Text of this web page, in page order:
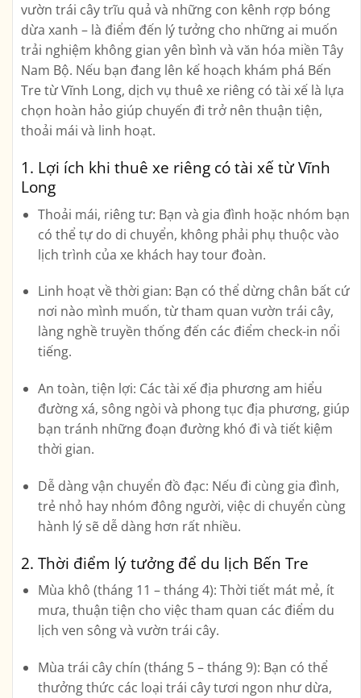
vườn trái cây trĩu quả và những con kênh rợp bóng
dừa xanh – là điểm đến lý tưởng cho những ai muốn
trải nghiệm không gian yên bình và văn hóa miền Tây
Nam Bộ. Nếu bạn đang lên kế hoạch khám phá Bến
Tre từ Vĩnh Long, dịch vụ thuê xe riêng có tài xế là lựa
chọn hoàn hảo giúp chuyến đi trở nên thuận tiện,
thoải mái và linh hoạt.
1. Lợi ích khi thuê xe riêng có tài xế từ Vĩnh
Long
Thoải mái, riêng tư: Bạn và gia đình hoặc nhóm bạn
có thể tự do di chuyển, không phải phụ thuộc vào
lịch trình của xe khách hay tour đoàn.
Linh hoạt về thời gian: Bạn có thể dừng chân bất cứ
nơi nào mình muốn, từ tham quan vườn trái cây,
làng nghề truyền thống đến các điểm check-in nổi
tiếng.
An toàn, tiện lợi: Các tài xế địa phương am hiểu
đường xá, sông ngòi và phong tục địa phương, giúp
bạn tránh những đoạn đường khó đi và tiết kiệm
thời gian.
Dễ dàng vận chuyển đồ đạc: Nếu đi cùng gia đình,
trẻ nhỏ hay nhóm đông người, việc di chuyển cùng
hành lý sẽ dễ dàng hơn rất nhiều.
2. Thời điểm lý tưởng để du lịch Bến Tre
Mùa khô (tháng 11 – tháng 4): Thời tiết mát mẻ, ít
mưa, thuận tiện cho việc tham quan các điểm du
lịch ven sông và vườn trái cây.
Mùa trái cây chín (tháng 5 – tháng 9): Bạn có thể
thưởng thức các loại trái cây tươi ngon như dừa,